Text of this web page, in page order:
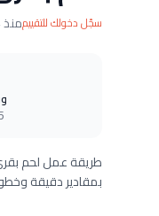
سجّل دخولك للتقييممنذ 4 أسابيع
بمقادير دقيقة